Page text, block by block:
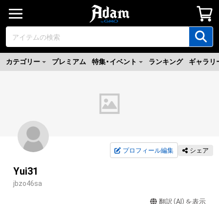
カテゴリー プレミアム 特集・イベント ランキング ギャラリ
プロフィール編集 シェア
Yui31
jbzo46sa
翻訳（AI）を表示